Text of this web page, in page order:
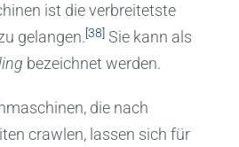
ist die verbreitetste
gelangen.[38] Sie kann als
bezeichnet werden.
die nach
crawlen, lassen sich für